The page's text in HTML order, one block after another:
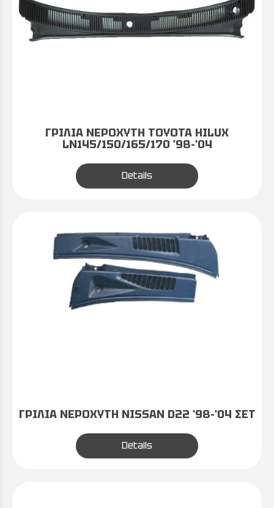
ΓΡΙΛΙΑ ΝΕΡΟΧΥΤΗ TOYOTA HILUX
LN145/150/165/170 '98-'04
Details
ΓΡΙΛΙΑ ΝΕΡΟΧΥΤΗ NISSAN D22 '98-'04 ΣΕΤ
Details